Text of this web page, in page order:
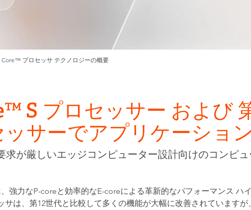
プロセッサ テクノロジーの概要
S プロセッサー および
サーでアプリケーショ
求が厳しいエッジコンピューター設計向けのコンピ
強力なP-coreと効率的なE-coreによる革新的なパフォーマンス ハ
サは、第12世代と比較して多くの機能が大幅に改善されています